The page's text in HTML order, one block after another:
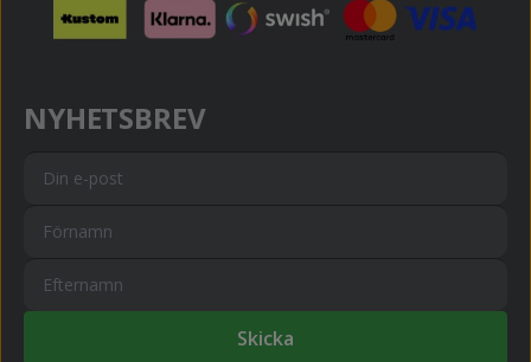
NYHETSBREV
Skicka